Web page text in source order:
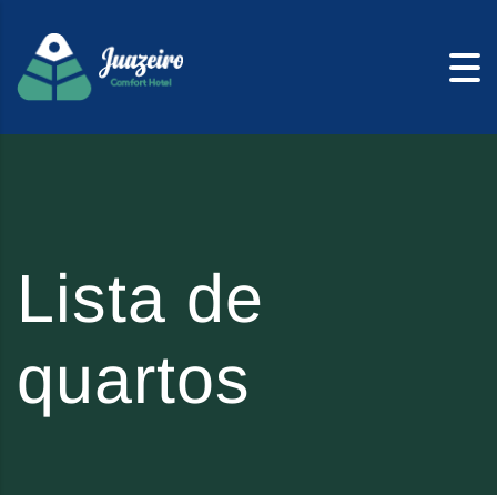
Lista de
quartos